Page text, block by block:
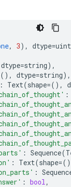
, 3), dtype=
dtype=string),
(), dtype=string),
: Text(shape=(),
:
: Sequence(
: Text(shape=
:
: bool,